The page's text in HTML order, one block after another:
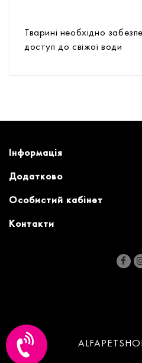
Тварині необхідно
доступ до свіжої води
Інформація
Додатково
Особистий кабінет
Контакти